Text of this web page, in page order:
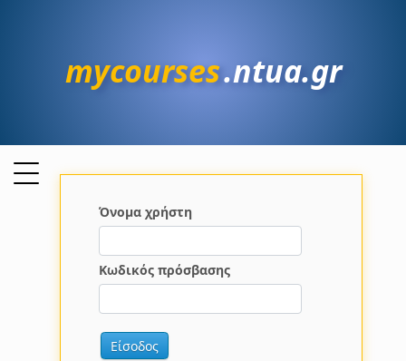
mycourses.ntua.gr
Όνομα χρήστη
Κωδικός πρόσβασης